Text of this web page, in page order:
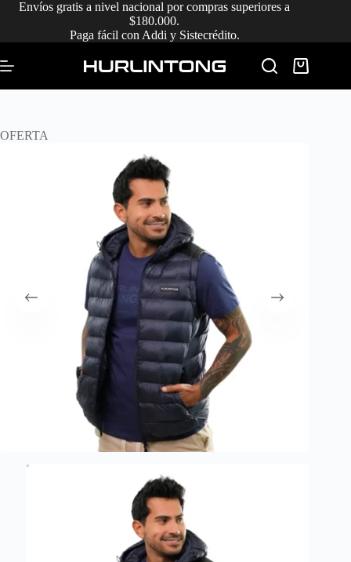
SaltarEnvíos gratis a nivel nacional por compras superiores a
$180.000.
Paga fácil con Addi y Sistecrédito.
Carro
de
compra
OFERTA